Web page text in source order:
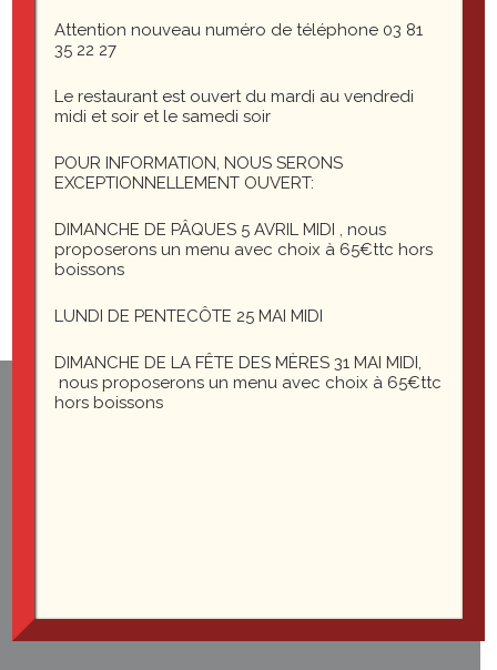
Laisser un commentaire
Vous devez
pour publier un commentaire.
1 rue du général Leclerc
Attention nouveau numéro de téléphone 03 81
35 22 27
Le restaurant est ouvert du mardi au vendredi
midi et soir et le samedi soir
POUR INFORMATION, NOUS SERONS
EXCEPTIONNELLEMENT OUVERT:
DIMANCHE DE PÂQUES 5 AVRIL MIDI , nous
proposerons un menu avec choix à 65€ttc hors
boissons
LUNDI DE PENTECÔTE 25 MAI MIDI
DIMANCHE DE LA FÊTE DES MÈRES 31 MAI MIDI,
nous proposerons un menu avec choix à 65€ttc
hors boissons